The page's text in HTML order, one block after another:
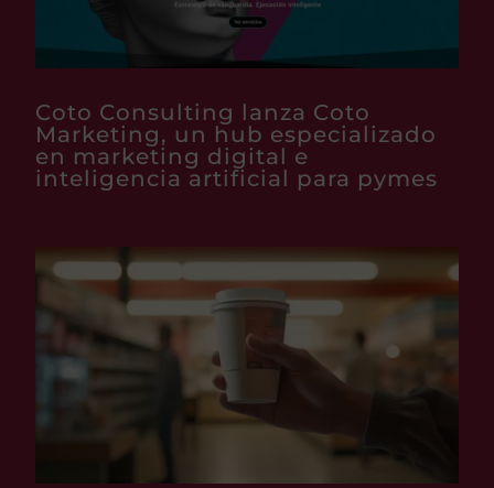
Coto Consulting lanza Coto
Marketing, un hub especializado
en marketing digital e
inteligencia artificial para pymes